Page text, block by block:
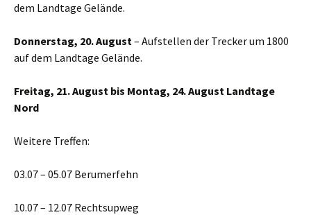
dem Landtage Gelände.
Donnerstag, 20. August– Aufstellen der Trecker um 1800
auf dem Landtage Gelände.
Freitag, 21. August bis Montag, 24. August Landtage
Nord
Weitere Treffen:
03.07 – 05.07 Berumerfehn
10.07 – 12.07 Rechtsupweg